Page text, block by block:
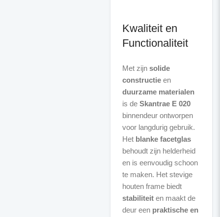
Kwaliteit en
Functionaliteit
Met zijn solide
constructieen
duurzame materialen
is de Skantrae E 020
binnendeur ontworpen
voor langdurig gebruik.
Het blanke facetglas
behoudt zijn helderheid
en is eenvoudig schoon
te maken. Het stevige
houten frame biedt
stabiliteiten maakt de
deur een praktische en